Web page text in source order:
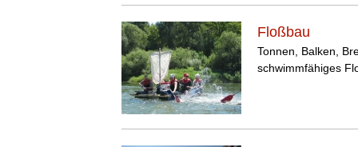
Floßbau
Tonnen, Balken,
schwimmfähiges